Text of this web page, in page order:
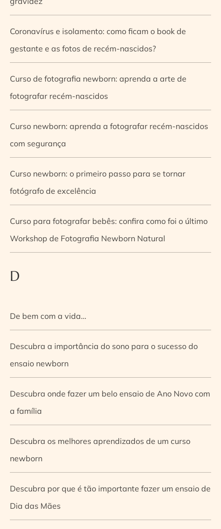
Coronavírus e isolamento: como ficam o book de
gestante e as fotos de recém-nascidos?
Curso de fotografia newborn: aprenda a arte de
fotografar recém-nascidos
Curso newborn: aprenda a fotografar recém-nascidos
com segurança
Curso newborn: o primeiro passo para se tornar
fotógrafo de excelência
Curso para fotografar bebês: confira como foi o último
Workshop de Fotografia Newborn Natural
D
De bem com a vida…
Descubra a importância do sono para o sucesso do
ensaio newborn
Descubra onde fazer um belo ensaio de Ano Novo com
a família
Descubra os melhores aprendizados de um curso
newborn
Descubra por que é tão importante fazer um ensaio de
Dia das Mães